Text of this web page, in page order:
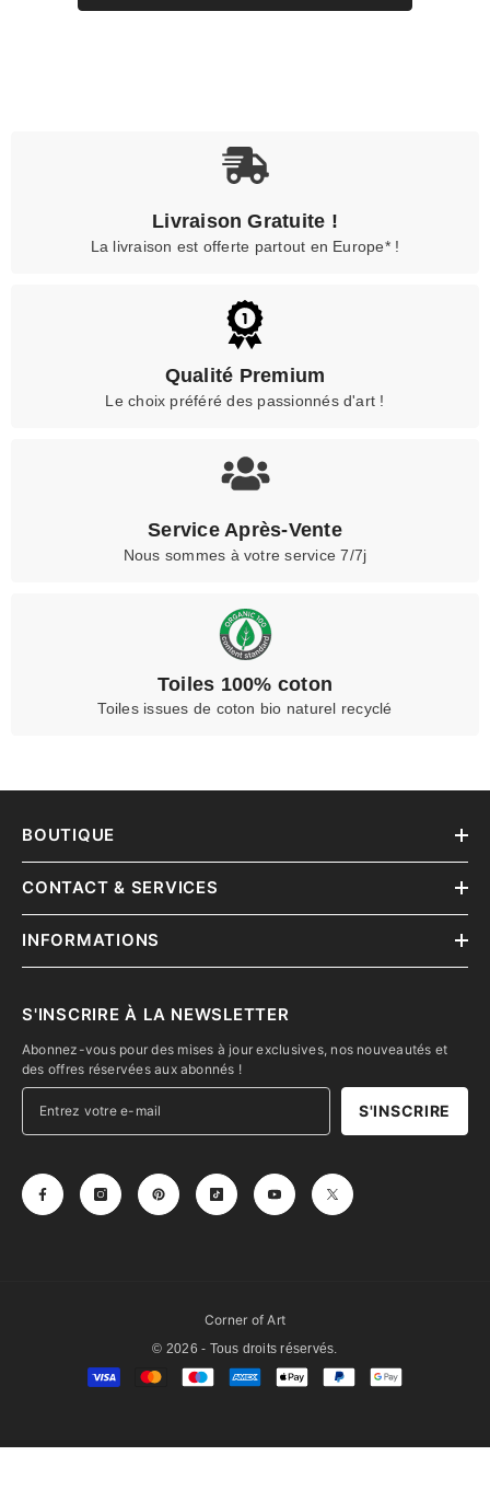
Livraison Gratuite !
La livraison est offerte partout en Europe* !
Qualité Premium
Le choix préféré des passionnés d'art !
Service Après-Vente
Nous sommes à votre service 7/7j
Toiles 100% coton
Toiles issues de coton bio naturel recyclé
BOUTIQUE
CONTACT & SERVICES
INFORMATIONS
S'INSCRIRE À LA NEWSLETTER
Abonnez-vous pour des mises à jour exclusives, nos nouveautés et
des offres réservées aux abonnés !
S'INSCRIRE
Corner of Art
© 2026 - Tous droits réservés.
Moyens